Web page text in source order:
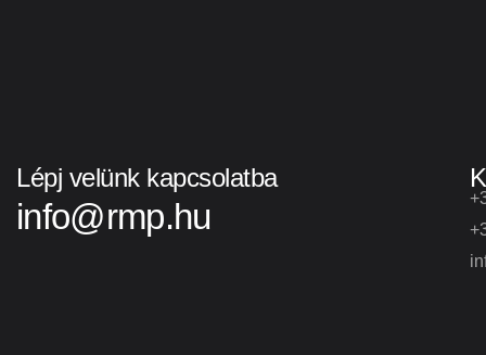
Lépj velünk kapcsolatba
info@rmp.hu